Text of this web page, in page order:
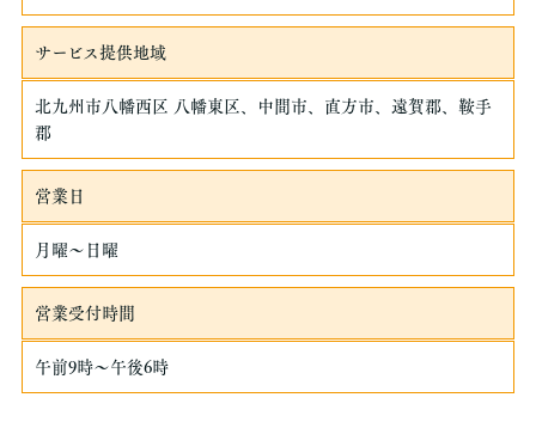
サービス提供地域
北九州市八幡西区 八幡東区、中間市、直方市、遠賀郡、鞍手
郡
営業日
月曜〜日曜
営業受付時間
午前9時〜午後6時